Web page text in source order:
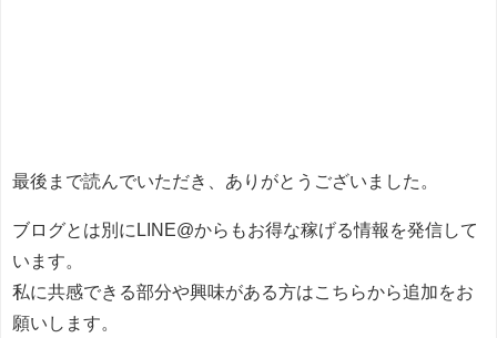
最後まで読んでいただき、ありがとうございました。
ブログとは別にLINE@からもお得な稼げる情報を発信して
います。
私に共感できる部分や興味がある方はこちらから追加をお
願いします。